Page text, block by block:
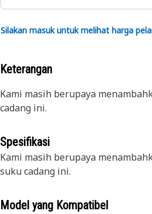
Silakan masuk untuk melihat harga
Keterangan
Kami masih berupaya
cadang ini.
Spesifikasi
Kami masih berupaya
suku cadang ini.
Model yang Kompatibel